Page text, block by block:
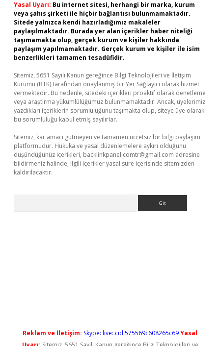
Yasal Uyarı: Bu internet sitesi, herhangi bir marka, kurum
veya şahıs şirketi ile hiçbir bağlantısı bulunmamaktadır.
Sitede yalnızca kendi hazırladığımız makaleler
paylaşılmaktadır. Burada yer alan içerikler haber niteliği
taşımamakta olup, gerçek kurum ve kişiler hakkında
paylaşım yapılmamaktadır. Gerçek kurum ve kişiler ile isim
benzerlikleri tamamen tesadüfidir.
Sitemiz, 5651 Sayılı Kanun gereğince Bilgi Teknolojileri ve İletişim
Kurumu (BTK) tarafından onaylanmış bir Yer Sağlayıcı olarak hizmet
vermektedir. Bu nedenle, sitedeki içerikleri proaktif olarak denetleme
veya araştırma yükümlülüğümüz bulunmamaktadır. Ancak, üyelerimiz
yazdıkları içeriklerin sorumluluğunu taşımakta olup, siteye üye olarak
bu sorumluluğu kabul etmiş sayılırlar.
Sitemiz, kar amacı gütmeyen ve tamamen ücretsiz bir bilgi paylaşım
platformudur. Hukuka ve yasal düzenlemelere aykırı olduğunu
düşündüğünüz içerikleri, backlinkpanelicomtr@gmail.com adresine
bildirmeniz halinde, ilgili içerikler yasal süre içerisinde sitemizden
kaldırılacaktır.
Reklam ve İletişim: Skype: live:.cid.575569c608265c69Yasal